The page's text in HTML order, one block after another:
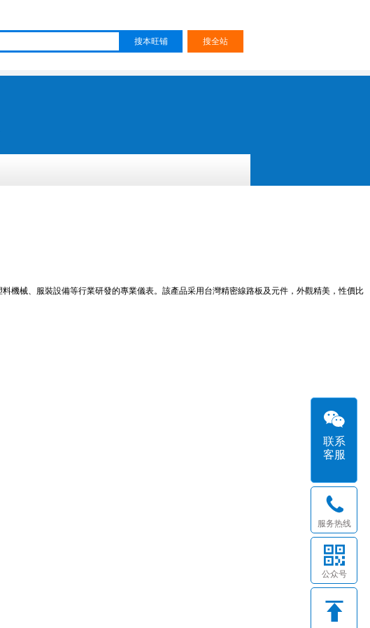
機械、服裝設備等行業研發的專業儀表。該產品采用台灣精密線路板及元件，外觀精美，性價比
联系
客服
服务热线
公众号